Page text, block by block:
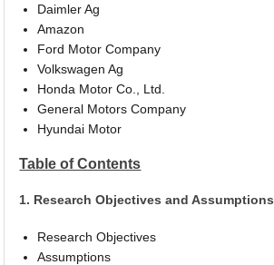
Daimler Ag
Amazon
Ford Motor Company
Volkswagen Ag
Honda Motor Co., Ltd.
General Motors Company
Hyundai Motor
Table of Contents
1. Research Objectives and Assumptions
Research Objectives
Assumptions